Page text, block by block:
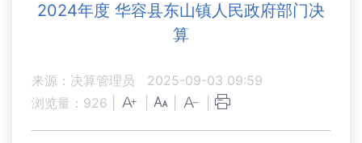
2024年度 华容县东山镇人民政府部门决
算
来源：决算管理员
2025-09-03 09:59
浏览量： 926